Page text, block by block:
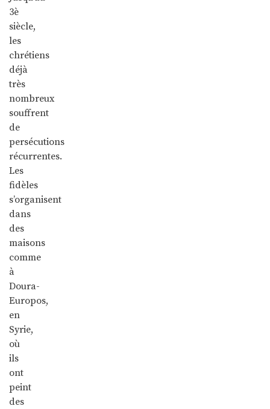
3è
siècle,
les
chrétiens
déjà
très
nombreux
souffrent
de
persécutions
récurrentes.
Les
fidèles
s’organisent
dans
des
maisons
comme
à
Doura-
Europos,
en
Syrie,
où
ils
ont
peint
des